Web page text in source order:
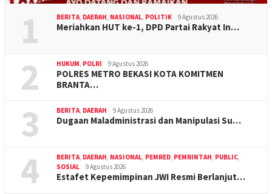
1 BERITA DAERAH NASIONAL POLITIK 9 Agustus 2026
Meriahkan HUT ke-1, DPD Partai Rakyat In…
2 HUKUM POLRI 9 Agustus 2026
POLRES METRO BEKASI KOTA KOMITMEN
BRANTA…
3 BERITA DAERAH 9 Agustus 2026
Dugaan Maladministrasi dan Manipulasi Su…
4 BERITA DAERAH NASIONAL PEMRED PEMRINTAH PUBLIC
SOSIAL
9 Agustus 2026
Estafet Kepemimpinan JWI Resmi Berlanjut…